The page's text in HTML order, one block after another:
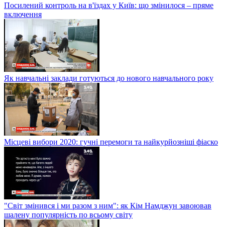
Посилений контроль на в'їздах у Київ: що змінилося – пряме
включення
Як навчальні заклади готуються до нового навчального року
Місцеві вибори 2020: гучні перемоги та найкурйозніші фіаско
"Світ змінився і ми разом з ним": як Кім Намджун завоював
шалену популярність по всьому світу